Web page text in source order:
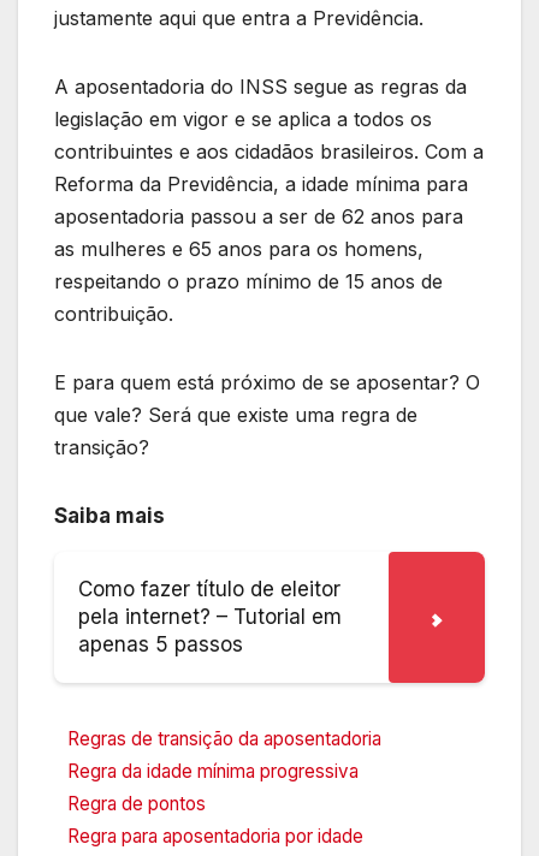
justamente aqui que entra a Previdência.
A aposentadoria do INSS segue as regras da
legislação em vigor e se aplica a todos os
contribuintes e aos cidadãos brasileiros. Com a
Reforma da Previdência, a idade mínima para
aposentadoria passou a ser de 62 anos para
as mulheres e 65 anos para os homens,
respeitando o prazo mínimo de 15 anos de
contribuição.
E para quem está próximo de se aposentar? O
que vale? Será que existe uma regra de
transição?
Saiba mais
Como fazer título de eleitor
pela internet? – Tutorial em
apenas 5 passos
Regras de transição da aposentadoria
Regra da idade mínima progressiva
Regra de pontos
Regra para aposentadoria por idade